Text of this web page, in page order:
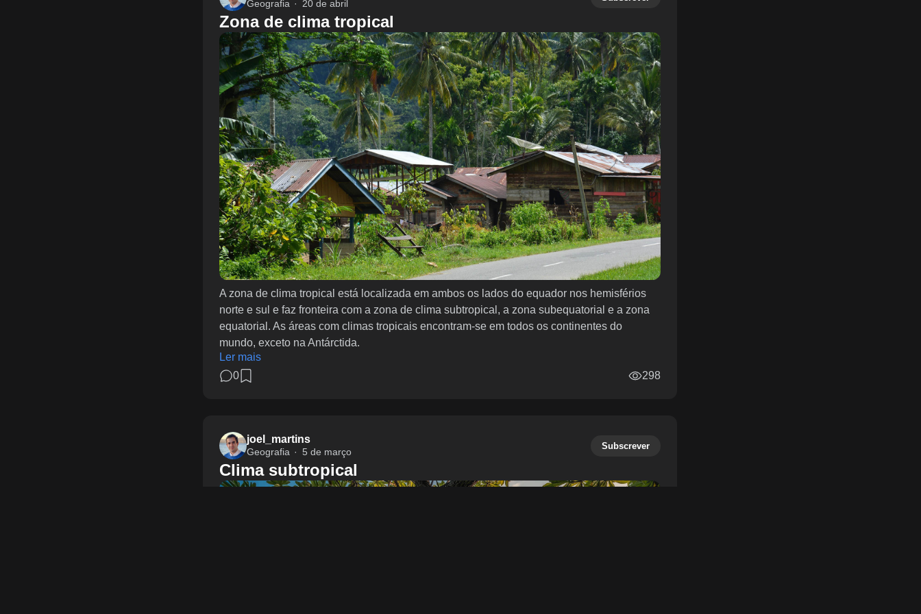
Geografia 20 de abril
Zona de clima tropical
A zona de clima tropical está localizada em ambos os lados do equador nos hemisférios
norte e sul e faz fronteira com a zona de clima subtropical, a zona subequatorial e a zona
equatorial. As áreas com climas tropicais encontram-se em todos os continentes do
mundo, exceto na Antárctida.
Ler mais
0
298
joel_martins
Geografia 5 de março
Subscrever
Clima subtropical